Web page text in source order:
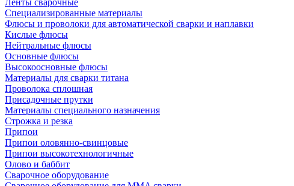
Ленты сварочные
Специализированные материалы
Флюсы и проволоки для автоматической сварки и наплавки
Кислые флюсы
Нейтральные флюсы
Основные флюсы
Высокоосновные флюсы
Материалы для сварки титана
Проволока сплошная
Присадочные прутки
Материалы специального назначения
Строжка и резка
Припои
Припои оловянно-свинцовые
Припои высокотехнологичные
Олово и баббит
Сварочное оборудование